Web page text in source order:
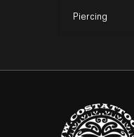
Piercing